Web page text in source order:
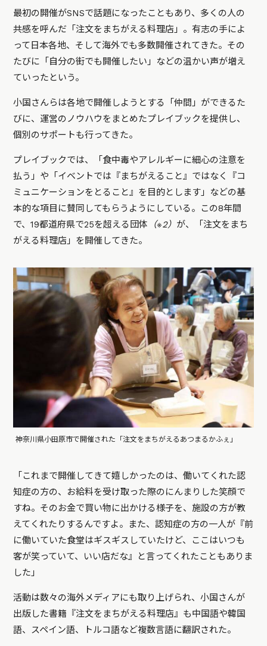
最初の開催がSNSで話題になったこともあり、多くの人の
共感を呼んだ 「注文をまちがえる料理店」。有志の手によ
って日本各地、そして海外でも多数開催されてきた。その
たびに「自分の街でも開催したい」などの温かい声が増え
ていったという。
小国さんらは各地で開催しようとする「仲間」ができるた
びに、 運営のノウハウをまとめたプレイブックを提供し、
個別のサポートも行ってきた。
プレイブックでは、「食中毒やアレルギーに細心の注意を
払う」や「イベントでは『まちがえること』ではなく『コ
ミュニケーションをとること』を目的とします」などの基
本的な項目に賛同してもらうようにしている。この8年間
で、19都道府県で25を超える団体 （※2） が、
「注文をまち
がえる料理店」を 開催してきた。
神奈川県小田原市で開催された「注文をまちがえるあつまるかふぇ」
「これまで開催してきて嬉しかったのは、働いてくれた認
知症の方の、お給料を受け取った際のにんまりした笑顔で
すね。そのお金で買い物に出かける様子を、施設の方が教
えてくれたりするんですよ。また、認知症の方の一人が『前
に働いていた食堂はギスギスしていたけど、ここはいつも
客が笑っていて、いい店だな』と言ってくれたこともありま
した」
活動は数々の海外メディアにも取り上げられ、小国さんが
出版した書籍『注文をまちがえる料理店』も中国語や韓国
語、スペイン語、トルコ語など複数言語に翻訳された。